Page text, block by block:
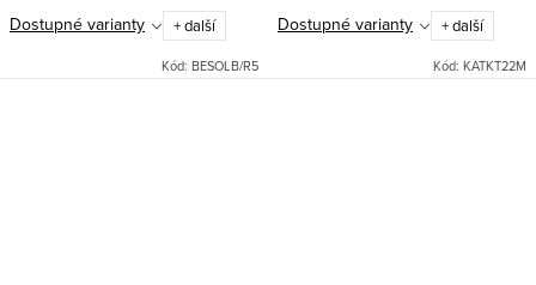
pohodlí a styl pro váš interiér
Dostupné varianty + další
Kód: BESOLB/R5
stylu v bílé barvě s čalouněným
sedákem se vyznačuje díky
bukovému dřevu...
Dostupné varianty + další
Kód: KATKT22M